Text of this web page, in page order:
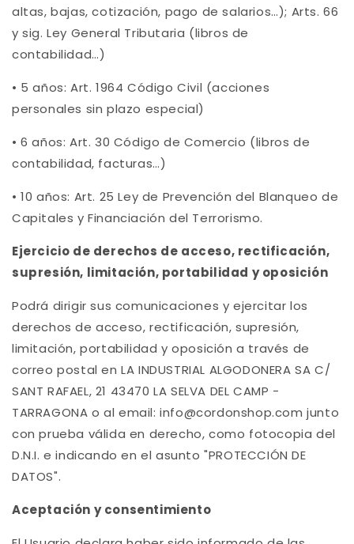
altas, bajas, cotización, pago de salarios…); Arts. 66
y sig. Ley General Tributaria (libros de
contabilidad…)
• 5 años: Art. 1964 Código Civil (acciones
personales sin plazo especial)
• 6 años: Art. 30 Código de Comercio (libros de
contabilidad, facturas…)
• 10 años: Art. 25 Ley de Prevención del Blanqueo de
Capitales y Financiación del Terrorismo.
Ejercicio de derechos de acceso, rectificación,
supresión, limitación, portabilidad y oposición
Podrá dirigir sus comunicaciones y ejercitar los
derechos de acceso, rectificación, supresión,
limitación, portabilidad y oposición a través de
correo postal en LA INDUSTRIAL ALGODONERA SA C/
SANT RAFAEL, 21 43470 LA SELVA DEL CAMP -
TARRAGONA o al email: info@cordonshop.com junto
con prueba válida en derecho, como fotocopia del
D.N.I. e indicando en el asunto "PROTECCIÓN DE
DATOS".
Aceptación y consentimiento